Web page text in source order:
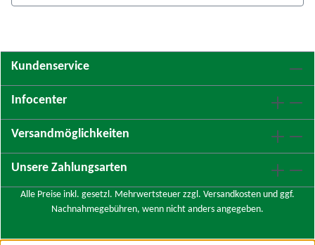
Kundenservice
Infocenter
Versandmöglichkeiten
Unsere Zahlungsarten
Alle Preise inkl. gesetzl. Mehrwertsteuer zzgl. Versandkosten und ggf.
Nachnahmegebühren, wenn nicht anders angegeben.